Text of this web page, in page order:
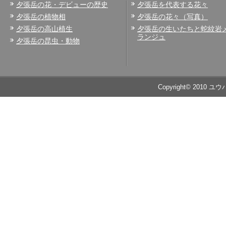
夕張岳の花・デビューの歴史
夕張岳の植物相
夕張岳の高山植生
夕張岳の昆虫・動物
夕張岳を代表する花々
夕張岳の花々（写真）
夕張岳の生いたちと蛇紋岩
ランジュ
Copyright© 2010 ユウ